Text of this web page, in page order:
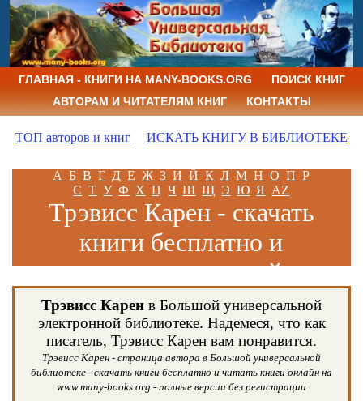
ГЛАВНАЯ - КНИГИ НА MANY-BOOKS.ORG
ПОИСК КНИГ
АВТОРАМ И ЧИТАТЕЛЯМ КНИГ
КОНТАКТЫ
ТОП авторов и книг ИСКАТЬ КНИГУ В БИБЛИОТЕКЕ
А Б В Г Д Е Ж З И Й К Л М Н О П Р
С Т У Ф Х Ц Ч Ш Щ Э Ю Я AZ
Трэвисс Карен - скачать
книги бесплатно и
читать книги онлайн
Трэвисс Карен в Большой универсальной
электронной библиотеке. Надемеся, что как
писатель, Трэвисс Карен вам понравится.
Трэвисс Карен - страница автора в Большой универсальной
библиотеке - скачать книги бесплатно и читать книги онлайн на
www.many-books.org - полные версии без регистрации